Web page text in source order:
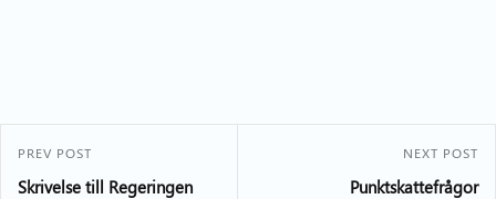
PREV POST
Skrivelse till Regeringen
NEXT POST
Punktskattefrågor